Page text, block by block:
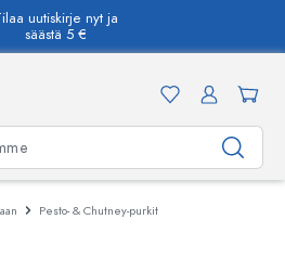
uutiskirje nyt ja
säästä 5 €
Pesto- & Chutney-purkit